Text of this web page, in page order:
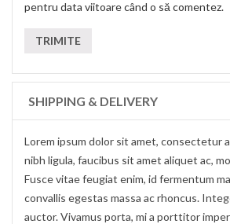
pentru data viitoare când o să comentez.
SHIPPING & DELIVERY
Lorem ipsum dolor sit amet, consectetur
nibh ligula, faucibus sit amet aliquet ac,
Fusce vitae feugiat enim, id fermentum
convallis egestas massa ac rhoncus.
auctor. Vivamus porta, mi a porttitor